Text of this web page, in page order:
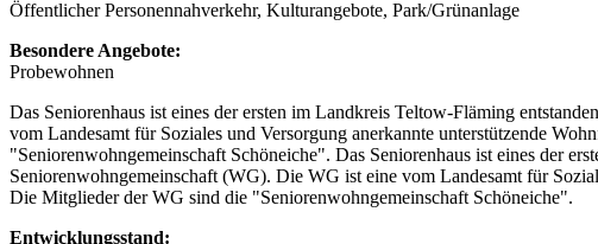
Öffentlicher Personennahverkehr, Kulturangebote, Park/Grünanlage
Besondere Angebote:
Probewohnen
Das Seniorenhaus ist eines der ersten im Landkreis Teltow-Fläming
vom Landesamt für Soziales und Versorgung anerkannte unterstützende
"Seniorenwohngemeinschaft Schöneiche". Das Seniorenhaus ist eines der
Seniorenwohngemeinschaft (WG). Die WG ist eine vom Landesamt für
Die Mitglieder der WG sind die "Seniorenwohngemeinschaft Schöneiche".
Entwicklungsstand: